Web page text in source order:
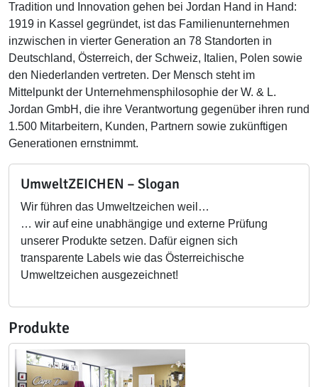
Tradition und Innovation gehen bei Jordan Hand in Hand:
1919 in Kassel gegründet, ist das Familienunternehmen
inzwischen in vierter Generation an 78 Standorten in
Deutschland, Österreich, der Schweiz, Italien, Polen sowie
den Niederlanden vertreten. Der Mensch steht im
Mittelpunkt der Unternehmensphilosophie der W. & L.
Jordan GmbH, die ihre Verantwortung gegenüber ihren rund
1.500 Mitarbeitern, Kunden, Partnern sowie zukünftigen
Generationen ernstnimmt.
UmweltZEICHEN – Slogan
Wir führen das Umweltzeichen weil…
… wir auf eine unabhängige und externe Prüfung
unserer Produkte setzen. Dafür eignen sich
transparente Labels wie das Österreichische
Umweltzeichen ausgezeichnet!
Produkte